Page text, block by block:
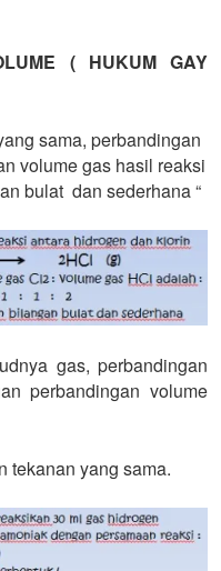
( HUKUM GAY
sama, perbandingan
volume gas hasil reaksi
bulat dan sederhana “
gas, perbandingan
perbandingan volume
yang sama.